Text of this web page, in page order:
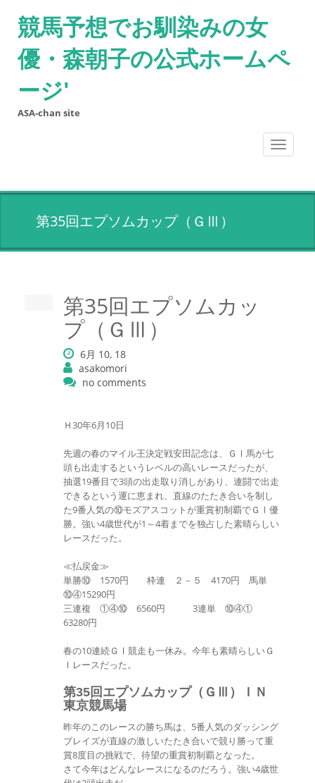
競馬予想でお馴染みの女
優・森朝子の公式ホームペ
ージ'
ASA-chan site
Toggle
第35回エプソムカップ（ＧⅢ）
第35回エプソムカッ
プ（ＧⅢ）
6月 10, 18
asakomori
no comments
Ｈ30年6月10日
先週の春のマイル王決定戦安田記念は、ＧⅠ馬が七
頭も出走するというレベルの高いレースだったが、
抽選19番目で3頭の出走取り消しがあり、連闘で出走
できるという運に恵まれ、直線のたたき合いを制し
た9番人気の⑩モズアスコットが重賞初制覇でＧⅠ優
勝。強い4歳世代が1～4着までを独占した素晴らしい
レースだった。
≪払戻金≫
単勝⑩ 1570円 枠連 ２－５ 4170円 馬単
⑩④15290円
三連複 ①④⑩ 6560円 3連単 ⑩④①
63280円
春の10連続ＧⅠ競走も一休み。今年も素晴らしいＧ
Ⅰレースだった。
第35回エプソムカップ（ＧⅢ）ＩＮ
東京競馬場
昨年のこのレースの勝ち馬は、5番人気のダッシング
ブレイズが直線の激しいたたき合いで競り勝って重
賞8度目の挑戦で、待望の重賞初制覇となった。
さて今年はどんなレースになるのだろう。強い4歳世